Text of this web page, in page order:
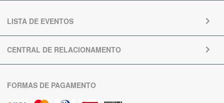
LISTA DE EVENTOS
CENTRAL DE RELACIONAMENTO
FORMAS DE PAGAMENTO